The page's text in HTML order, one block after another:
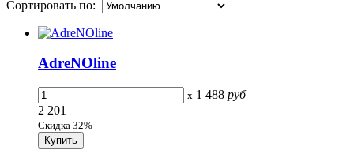
Сортировать по:
AdreNOline
x 1 488 руб
2 201
Скидка 32%